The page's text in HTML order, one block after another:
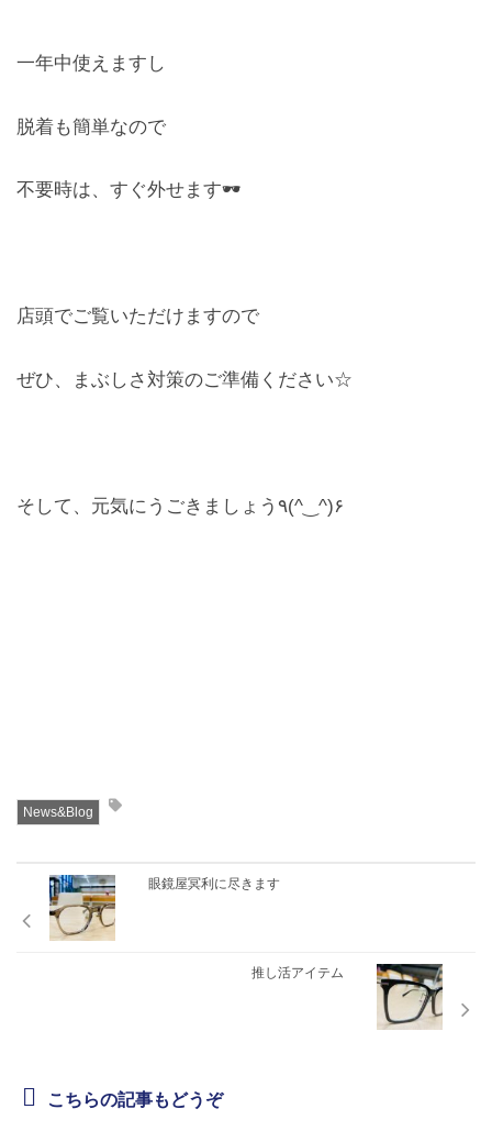
一年中使えますし
脱着も簡単なので
不要時は、すぐ外せます🕶️
店頭でご覧いただけますので
ぜひ、まぶしさ対策のご準備ください☆
そして、元気にうごきましょう٩(^‿^)۶
News&Blog
眼鏡屋冥利に尽きます
推し活アイテム
こちらの記事もどうぞ